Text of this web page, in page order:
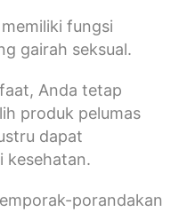
fungsi
gairah seksual.
Anda tetap
produk pelumas
dapat
kesehatan.
porandakan